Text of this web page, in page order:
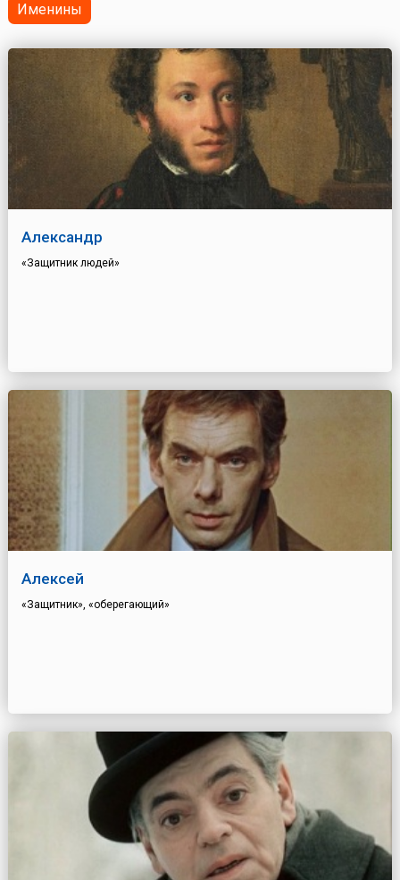
Именины
Александр
«Защитник людей»
Алексей
«Защитник», «оберегающий»